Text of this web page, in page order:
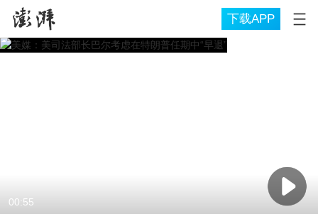
下载APP
00:55